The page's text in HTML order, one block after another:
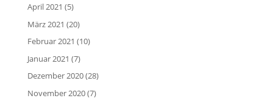
April 2021 (5)
März 2021 (20)
Februar 2021 (10)
Januar 2021 (7)
Dezember 2020(28)
November 2020(7)